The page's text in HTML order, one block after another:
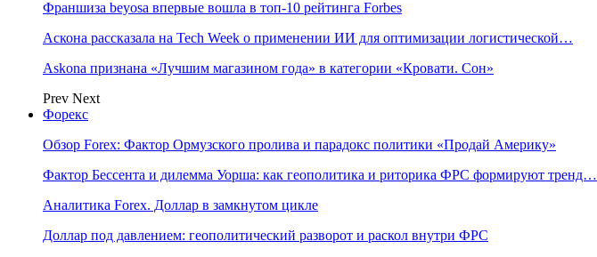
Франшиза beyosa впервые вошла в топ-10 рейтинга Forbes
Аскона рассказала на Tech Week о применении ИИ для оптимизации логистической…
Askona признана «Лучшим магазином года» в категории «Кровати. Сон»
Prev Next
Форекс
Обзор Forex: Фактор Ормузского пролива и парадокс политики «Продай Америку»
Фактор Бессента и дилемма Уорша: как геополитика и риторика ФРС формируют тренд…
Аналитика Forex. Доллар в замкнутом цикле
Доллар под давлением: геополитический разворот и раскол внутри ФРС